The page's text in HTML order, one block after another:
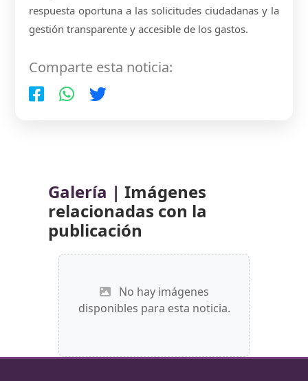
respuesta oportuna a las solicitudes ciudadanas y la
gestión transparente y accesible de los gastos.
Comparte esta noticia:
Galería | Imágenes
relacionadas con la
publicación
No hay imágenes
disponibles para esta noticia.